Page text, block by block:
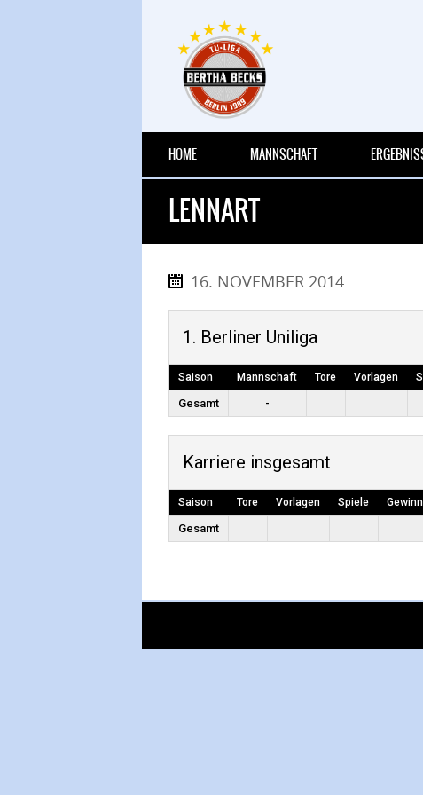
HOME MANNSCHAFT
LENNART
16. NOVEMBER 2014
1. Berliner Uniliga
Saison Mannschaft Tore Vorlagen
Gesamt -
Karriere insgesamt
Saison Tore Vorlagen Spiele
Gesamt